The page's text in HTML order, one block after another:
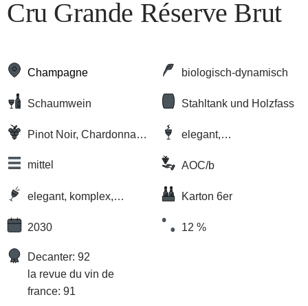
Cru Grande Réserve Brut
Champagne biologisch-dynamisch
Schaumwein Stahltank und Holzfass
Pinot Noir, Chardonnay,
elegant,
würzig
mittel AOC/b
elegant, komplex,
Karton 6er
2030 12 %
Decanter: 92
la revue du vin de
france: 91